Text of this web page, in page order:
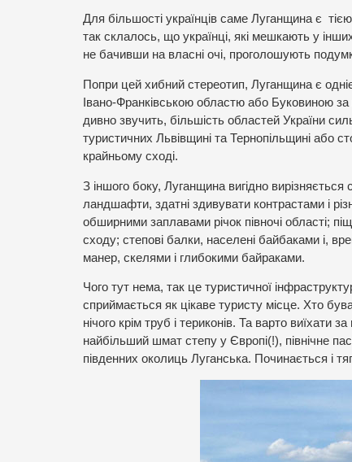
Для більшості українців саме Луганщина є
так склалось, що українці, які мешкають у
не бачивши на власні очі, проголошують
Попри цей хибний стереотип, Луганщина є
Івано-Франківською областю або Буковиною
дивно звучить, більшість областей України
туристичних Львівщині та Тернопільщині або
крайньому сході.
З іншого боку, Луганщина вигідно вирізняється
ландшафти, здатні здивувати контрастами і
обширними заплавами річок півночі області;
сходу; степові балки, населені байбаками і,
манер, скелями і глибокими байраками.
Чого тут нема, так це туристичної
сприймається як цікаве туристу місце. Хто
нічого крім труб і териконів. Та варто виїхати
найбільший шмат степу у Європі(!), північне
південних околиць Луганська. Починається і